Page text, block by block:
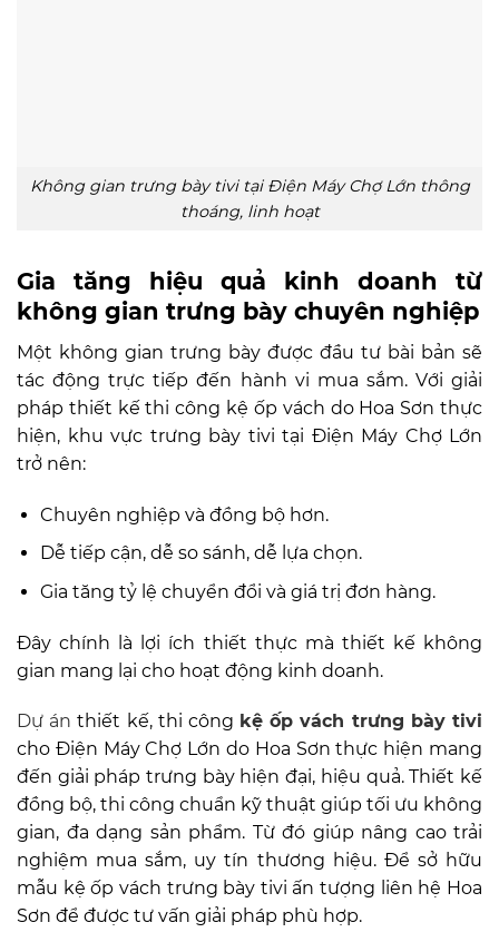
Không gian trưng bày tivi tại Điện Máy Chợ Lớn thông
thoáng, linh hoạt
Gia tăng hiệu quả kinh doanh từ
không gian trưng bày chuyên nghiệp
Một không gian trưng bày được đầu tư bài bản sẽ
tác động trực tiếp đến hành vi mua sắm. Với giải
pháp thiết kế thi công kệ ốp vách do Hoa Sơn thực
hiện, khu vực trưng bày tivi tại Điện Máy Chợ Lớn
trở nên:
Chuyên nghiệp và đồng bộ hơn.
Dễ tiếp cận, dễ so sánh, dễ lựa chọn.
Gia tăng tỷ lệ chuyển đổi và giá trị đơn hàng.
Đây chính là lợi ích thiết thực mà thiết kế không
gian mang lại cho hoạt động kinh doanh.
Dự án thiết kế, thi công kệ ốp vách trưng bày tivi
cho Điện Máy Chợ Lớn do Hoa Sơn thực hiện mang
đến giải pháp trưng bày hiện đại, hiệu quả. Thiết kế
đồng bộ, thi công chuẩn kỹ thuật giúp tối ưu không
gian, đa dạng sản phẩm. Từ đó giúp nâng cao trải
nghiệm mua sắm, uy tín thương hiệu. Để sở hữu
mẫu kệ ốp vách trưng bày tivi ấn tượng liên hệ Hoa
Sơn để được tư vấn giải pháp phù hợp.